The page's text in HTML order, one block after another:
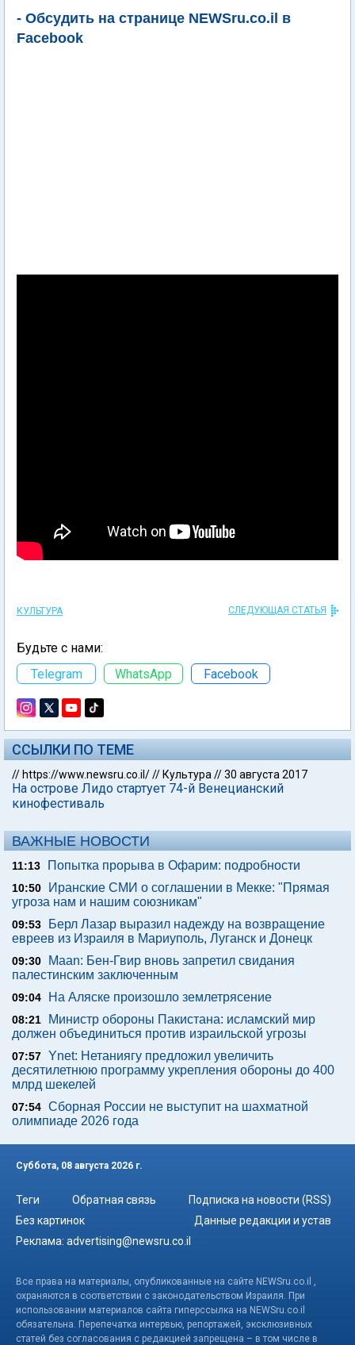
- Обсудить на странице NEWSru.co.il в
Facebook
КУЛЬТУРА СЛЕДУЮЩАЯ СТАТЬЯ
Будьте с нами:
Telegram
WhatsApp Facebook
ССЫЛКИ ПО ТЕМЕ
// https://www.newsru.co.il/// Культура //30 августа 2017
На острове Лидо стартует 74-й Венецианский
кинофестиваль
ВАЖНЫЕ НОВОСТИ
11:13 Попытка прорыва в Офарим: подробности
10:50
Иранские СМИ о соглашении в Мекке: "Прямая
угроза нам и нашим союзникам"
09:53
Берл Лазар выразил надежду на возвращение
евреев из Израиля в Мариуполь, Луганск и Донецк
09:30
Maan: Бен-Гвир вновь запретил свидания
палестинским заключенным
09:04 На Аляске произошло землетрясение
08:21
Министр обороны Пакистана: исламский мир
должен объединиться против израильской угрозы
07:57 Ynet: Нетаниягу предложил увеличить
десятилетнюю программу укрепления обороны до 400
млрд шекелей
07:54 Сборная России не выступит на шахматной
олимпиаде 2026 года
Суббота, 08 августа 2026 г.
Теги Обратная связь
Подписка на новости (RSS)
Без картинок
Данные редакции и устав
Реклама: advertising@newsru.co.il
Все права на материалы, опубликованные на сайте NEWSru.co.il ,
охраняются в соответствии с законодательством Израиля. При
использовании материалов сайта гиперссылка на NEWSru.co.il
обязательна. Перепечатка интервью, репортажей, эксклюзивных
статей без согласования с редакцией запрещена – в том числе в